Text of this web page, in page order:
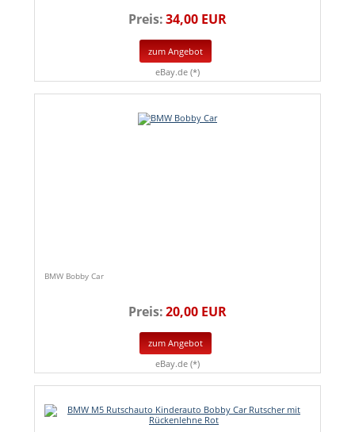
Preis:34,00 EUR
zum Angebot
eBay.de (*)
BMW Bobby Car
Preis:20,00 EUR
zum Angebot
eBay.de (*)